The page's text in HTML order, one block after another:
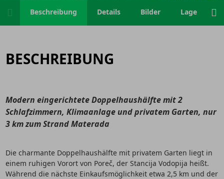
Beschreibung Details Bilder Lage
BESCHREIBUNG
Modern eingerichtete Doppelhaushälfte mit 2
Schlafzimmern, Klimaanlage und privatem Garten, nur
3 km zum Strand Materada
Die charmante Doppelhaushälfte mit privatem Garten liegt in
einem ruhigen Vorort von Poreč, der Stancija Vodopija heißt.
Während die nächste Einkaufsmöglichkeit etwa 2,5 km und der